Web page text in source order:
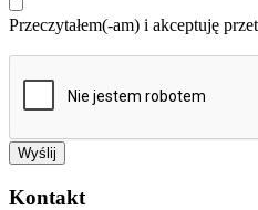
Przeczytałem(-am) i akceptuję
Kontakt